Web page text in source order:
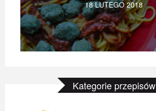
18 LUTEGO 2018
Kategorie przepisów